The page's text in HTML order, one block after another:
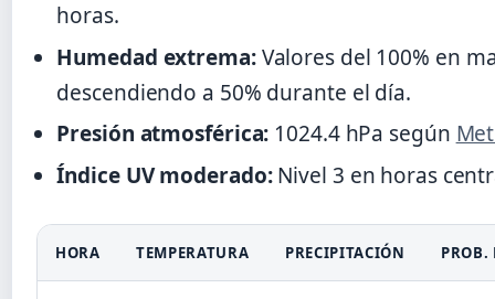
horas.
Humedad extrema:Valores del 100% en
descendiendo a 50% durante el día.
Presión atmosférica: 1024.4 hPa según
Índice UV moderado:Nivel 3 en horas
HORA TEMPERATURA PRECIPITACIÓN PROB.